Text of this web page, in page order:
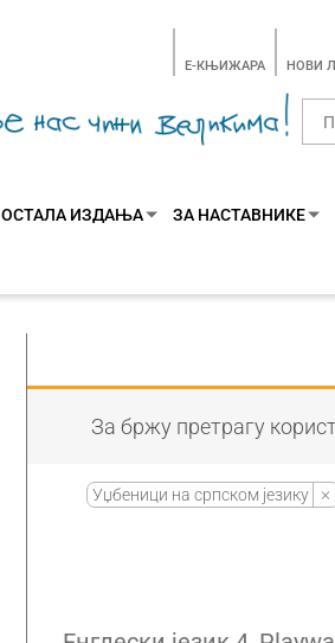
E-КЊИЖАРА НОВИ
ОСТАЛА ИЗДАЊА ЗА НАСТАВНИКЕ
За бржу претрагу
Уџбеници на српском језику